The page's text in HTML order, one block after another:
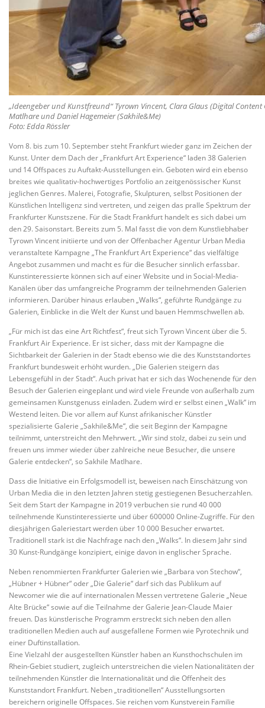
„Ideengeber und Kunstfreund“ Tyrown Vincent, Clara Glaus (Digital
Matlhare und Daniel Hagemeier (Sakhile&Me)
Foto: Edda Rössler
Vom 8. bis zum 10. September steht Frankfurt wieder ganz im Zeichen der
Kunst. Unter dem Dach der „Frankfurt Art Experience“ laden 38 Galerien
und 14 Offspaces zu Auftakt-Ausstellungen ein. Geboten wird ein ebenso
breites wie qualitativ-hochwertiges Portfolio an zeitgenössischer Kunst
jeglichen Genres. Malerei, Fotografie, Skulpturen, selbst Positionen der
Künstlichen Intelligenz sind vertreten, und zeigen das pralle Spektrum der
Frankfurter Kunstszene. Für die Stadt Frankfurt handelt es sich dabei um
den 29. Saisonstart. Bereits zum 5. Mal fasst die von dem Kunstliebhaber
Tyrown Vincent initiierte und von der Offenbacher Agentur Urban Media
veranstaltete Kampagne „The Frankfurt Art Experience“ das vielfältige
Angebot zusammen und macht es für die Besucher sinnlich erfassbar.
Kunstinteressierte können sich auf einer Website und in Social-Media-
Kanälen über das umfangreiche Programm der teilnehmenden Galerien
informieren. Darüber hinaus erlauben „Walks“, geführte Rundgänge zu
Galerien, Einblicke in die Welt der Kunst und bauen Hemmschwellen ab.
„Für mich ist das eine Art Richtfest“, freut sich Tyrown Vincent über die 5.
Frankfurt Air Experience. Er ist sicher, dass mit der Kampagne die
Sichtbarkeit der Galerien in der Stadt ebenso wie die des Kunststandortes
Frankfurt bundesweit erhöht wurden. „Die Galerien steigern das
Lebensgefühl in der Stadt“. Auch privat hat er sich das Wochenende für den
Besuch der Galerien eingeplant und wird viele Freunde von außerhalb zum
gemeinsamen Kunstgenuss einladen. Zudem wird er selbst einen „Walk“ im
Westend leiten. Die vor allem auf Kunst afrikanischer Künstler
spezialisierte Galerie „Sakhile&Me“, die seit Beginn der Kampagne
teilnimmt, unterstreicht den Mehrwert. „Wir sind stolz, dabei zu sein und
freuen uns immer wieder über zahlreiche neue Besucher, die unsere
Galerie entdecken“, so Sakhile Matlhare.
Dass die Initiative ein Erfolgsmodell ist, beweisen nach Einschätzung von
Urban Media die in den letzten Jahren stetig gestiegenen Besucherzahlen.
Seit dem Start der Kampagne in 2019 verbuchen sie rund 40 000
teilnehmende Kunstinteressierte und über 600000 Online-Zugriffe. Für den
diesjährigen Galeriestart werden über 10 000 Besucher erwartet.
Traditionell stark ist die Nachfrage nach den „Walks“. In diesem Jahr sind
30 Kunst-Rundgänge konzipiert, einige davon in englischer Sprache.
Neben renommierten Frankfurter Galerien wie „Barbara von Stechow“,
„Hübner + Hübner“ oder „Die Galerie“ darf sich das Publikum auf
Newcomer wie die auf internationalen Messen vertretene Galerie „Neue
Alte Brücke“ sowie auf die Teilnahme der Galerie Jean-Claude Maier
freuen. Das künstlerische Programm erstreckt sich neben den allen
traditionellen Medien auch auf ausgefallene Formen wie Pyrotechnik und
einer Duftinstallation.
Eine Vielzahl der ausgestellten Künstler haben an Kunsthochschulen im
Rhein-Gebiet studiert, zugleich unterstreichen die vielen Nationalitäten der
teilnehmenden Künstler die Internationalität und die Offenheit des
Kunststandort Frankfurt. Neben „traditionellen“ Ausstellungsorten
bereichern originelle Offspaces. Sie reichen vom Kunstverein Familie